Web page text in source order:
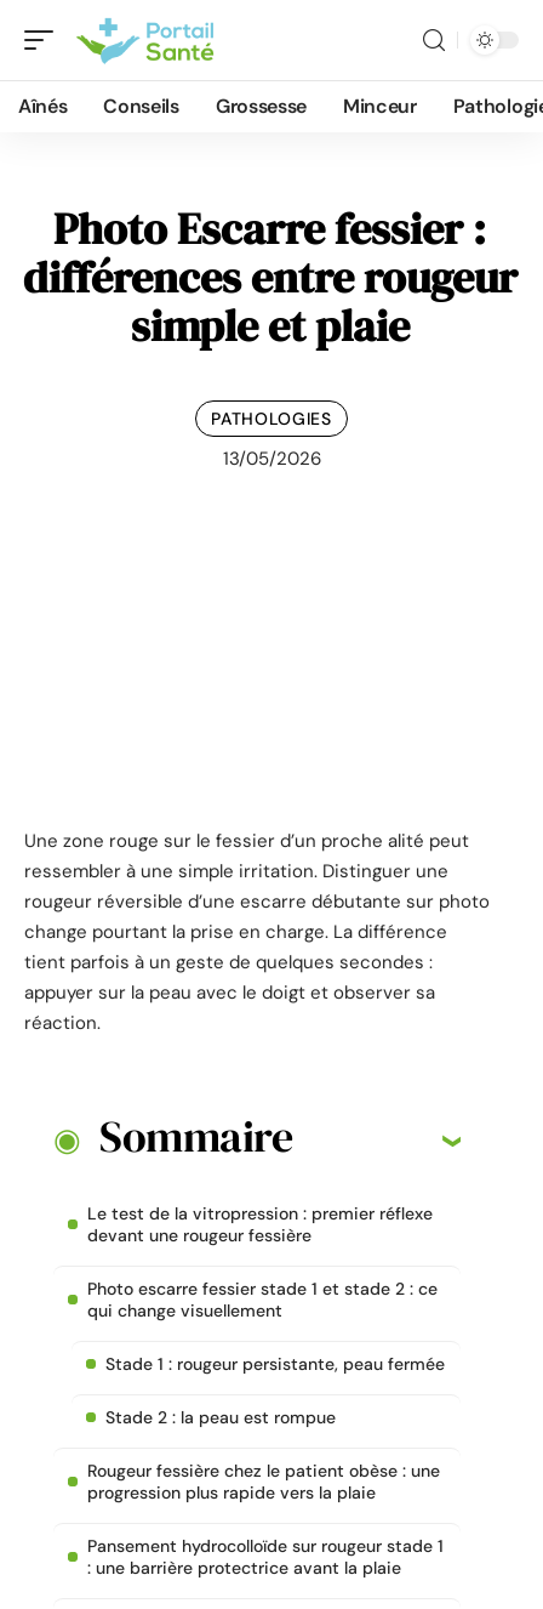
Aînés Conseils Grossesse Minceur
Photo Escarre fessier :
différences entre rougeur
simple et plaie
PATHOLOGIES
13/05/2026
Une zone rouge sur le fessier d’un proche alité peut
ressembler à une simple irritation. Distinguer une
rougeur réversible d’une escarre débutante sur photo
change pourtant la prise en charge. La différence
tient parfois à un geste de quelques secondes :
appuyer sur la peau avec le doigt et observer sa
réaction.
Sommaire
Le test de la vitropression : premier réflexe
devant une rougeur fessière
Photo escarre fessier stade 1 et stade 2 : ce
qui change visuellement
Stade 1 : rougeur persistante, peau fermée
Stade 2 : la peau est rompue
Rougeur fessière chez le patient obèse : une
progression plus rapide vers la plaie
Pansement hydrocolloïde sur rougeur stade 1
: une barrière protectrice avant la plaie